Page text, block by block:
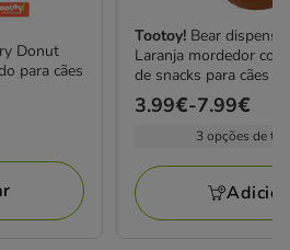
Donut
para cães
Tootoy! Bear
Laranja mordedor
de snacks para cães
Preço
a
7.99€
3.99€-7.99€
3 opções de